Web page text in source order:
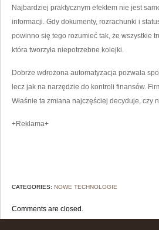
Najbardziej praktycznym efektem nie jest
informacji. Gdy dokumenty, rozrachunki i
powinno się tego rozumieć tak, że wszystkie
która tworzyła niepotrzebne kolejki.
Dobrze wdrożona automatyzacja pozwala
lecz jak na narzędzie do kontroli finansów.
Właśnie ta zmiana najczęściej decyduje,
+Reklama+
CATEGORIES: NOWE TECHNOLOGIE
Comments are closed.